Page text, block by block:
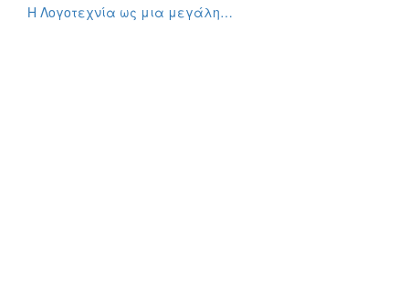
Η Λογοτεχνία ως μια μεγάλη…